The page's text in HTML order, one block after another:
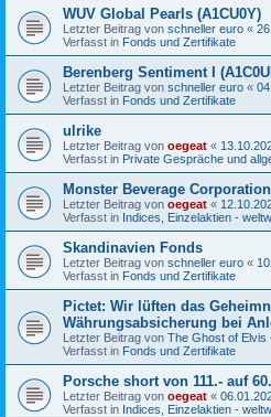
WUV Global Pearls (A1CU0Y)
Letzter Beitrag von schneller euro «
Verfasst in Fonds und Zertifikate
Berenberg Sentiment I
Letzter Beitrag von schneller euro «
Verfasst in Fonds und Zertifikate
ulrike
Letzter Beitrag von oegeat «
Verfasst in Private Gespräche und
Monster Beverage Corporation
Letzter Beitrag von oegeat «
Verfasst in Indices, Einzelaktien -
Skandinavien Fonds
Letzter Beitrag von schneller euro «
Verfasst in Fonds und Zertifikate
Pictet: Wir lüften das
Währungsabsicherung bei
Letzter Beitrag von The Ghost of Elvis
Verfasst in Fonds und Zertifikate
Porsche short von 111.- auf
Letzter Beitrag von oegeat «
Verfasst in Indices, Einzelaktien -